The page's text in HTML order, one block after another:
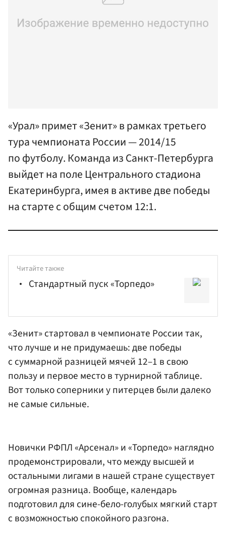
«Урал» примет «Зенит» в рамках третьего
тура чемпионата России — 2014/15
по футболу. Команда из Санкт-Петербурга
выйдет на поле Центрального стадиона
Екатеринбурга, имея в активе две победы
на старте с общим счетом 12:1.
Читайте также
Стандартный пуск «Торпедо»
«Зенит»стартовал в чемпионате России так,
что лучше и не придумаешь: две победы
с суммарной разницей мячей 12–1 в свою
пользу и первое место в турнирной таблице.
Вот только соперники у питерцев были далеко
не самые сильные.
Новички РФПЛ «Арсенал» и «Торпедо» наглядно
продемонстрировали, что между высшей и
остальными лигами в нашей стране существует
огромная разница. Вообще, календарь
подготовил для сине-бело-голубых мягкий старт
с возможностью спокойного разгона.